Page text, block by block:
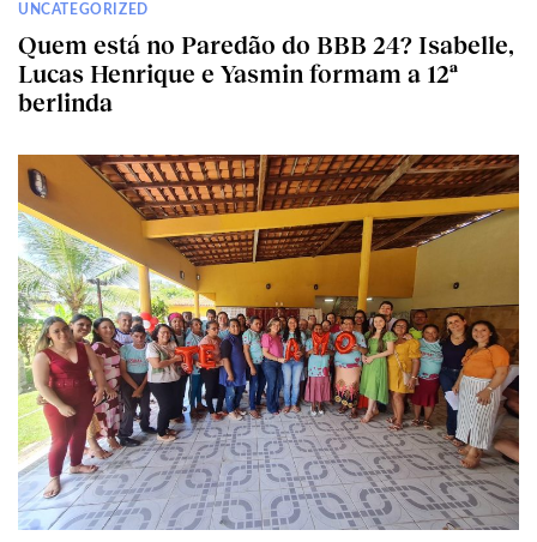
UNCATEGORIZED
Quem está no Paredão do BBB 24? Isabelle,
Lucas Henrique e Yasmin formam a 12ª
berlinda